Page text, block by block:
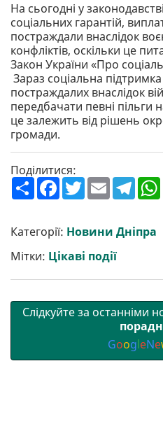
На сьогодні у
соціальних гарантій,
постраждали внаслідок
конфліктів, оскільки це
Закон України «Про
Зараз соціальна підтримка
постраждалих внаслідок
передбачати певні пільги
це залежить від рішень
громади.
Поділитися:
П
о
р
и
т
и
F
a
b
o
o
k
T
w
t
e
r
E
m
l
T
e
g
r
Категорії: Новини Дніпра
Мітки: Цікаві події
Слідкуйте за останніми
GoogleNe